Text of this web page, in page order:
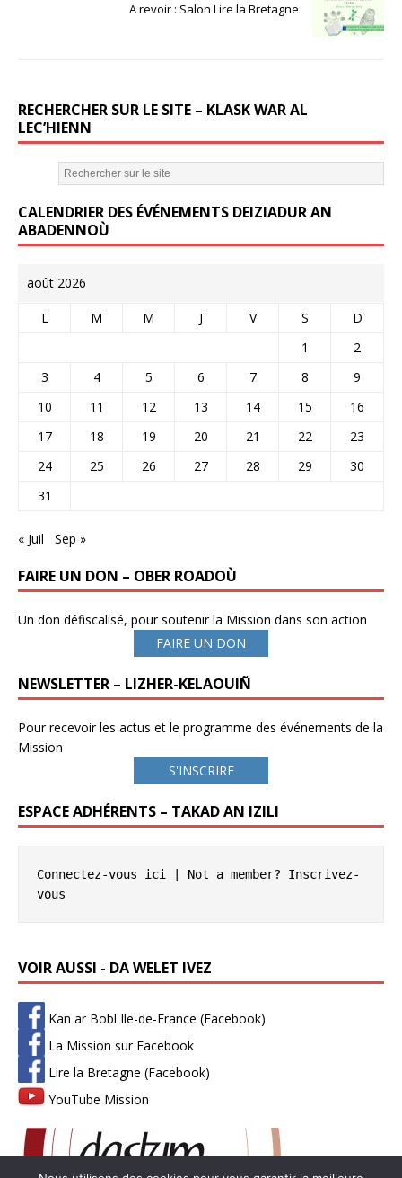
A revoir : Salon Lire la Bretagne
RECHERCHER SUR LE SITE – KLASK WAR AL
LEC’HIENN
CALENDRIER DES ÉVÉNEMENTS DEIZIADUR AN
ABADENNOÙ
août 2026
L M M J V S
D
1
2
3
4 5 6 7 8
9
10
11 12 13 14 15
16
17
18 19 20 21 22
23
24
25 26 27 28 29
30
31
« Juil Sep »
FAIRE UN DON – OBER ROADOÙ
Un don défiscalisé, pour soutenir la Mission dans son action
FAIRE UN DON
NEWSLETTER – LIZHER-KELAOUIÑ
Pour recevoir les actus et le programme des événements de la
Mission
S'INSCRIRE
ESPACE ADHÉRENTS – TAKAD AN IZILI
Connectez-vous ici | Not a member? Inscrivez-
vous
VOIR AUSSI - DA WELET IVEZ
Kan ar Bobl Ile-de-France (Facebook)
La Mission sur Facebook
Lire la Bretagne (Facebook)
YouTube Mission